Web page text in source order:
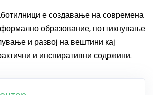
е создавање на современа
образование, поттикнување
и развој на вештини кај
и инспиративни содржини.